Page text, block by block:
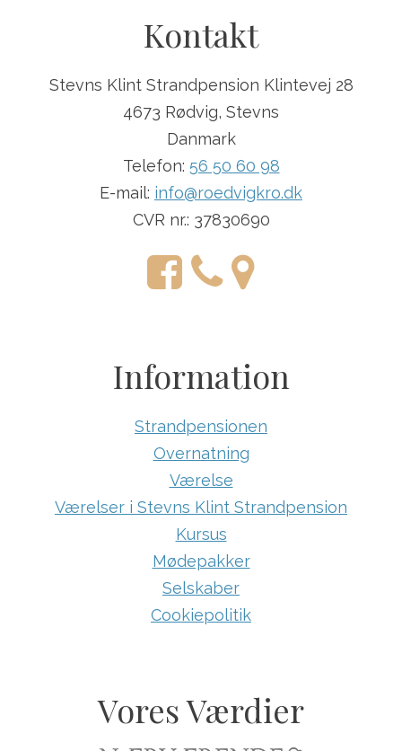
Kontakt
Stevns Klint Strandpension Klintevej 28
4673 Rødvig, Stevns
Danmark
Telefon: 56 50 60 98
E-mail: info@roedvigkro.dk
CVR nr.: 37830690
Information
Strandpensionen
Overnatning
Værelse
Værelser i Stevns Klint Strandpension
Kursus
Mødepakker
Selskaber
Cookiepolitik
Vores Værdier